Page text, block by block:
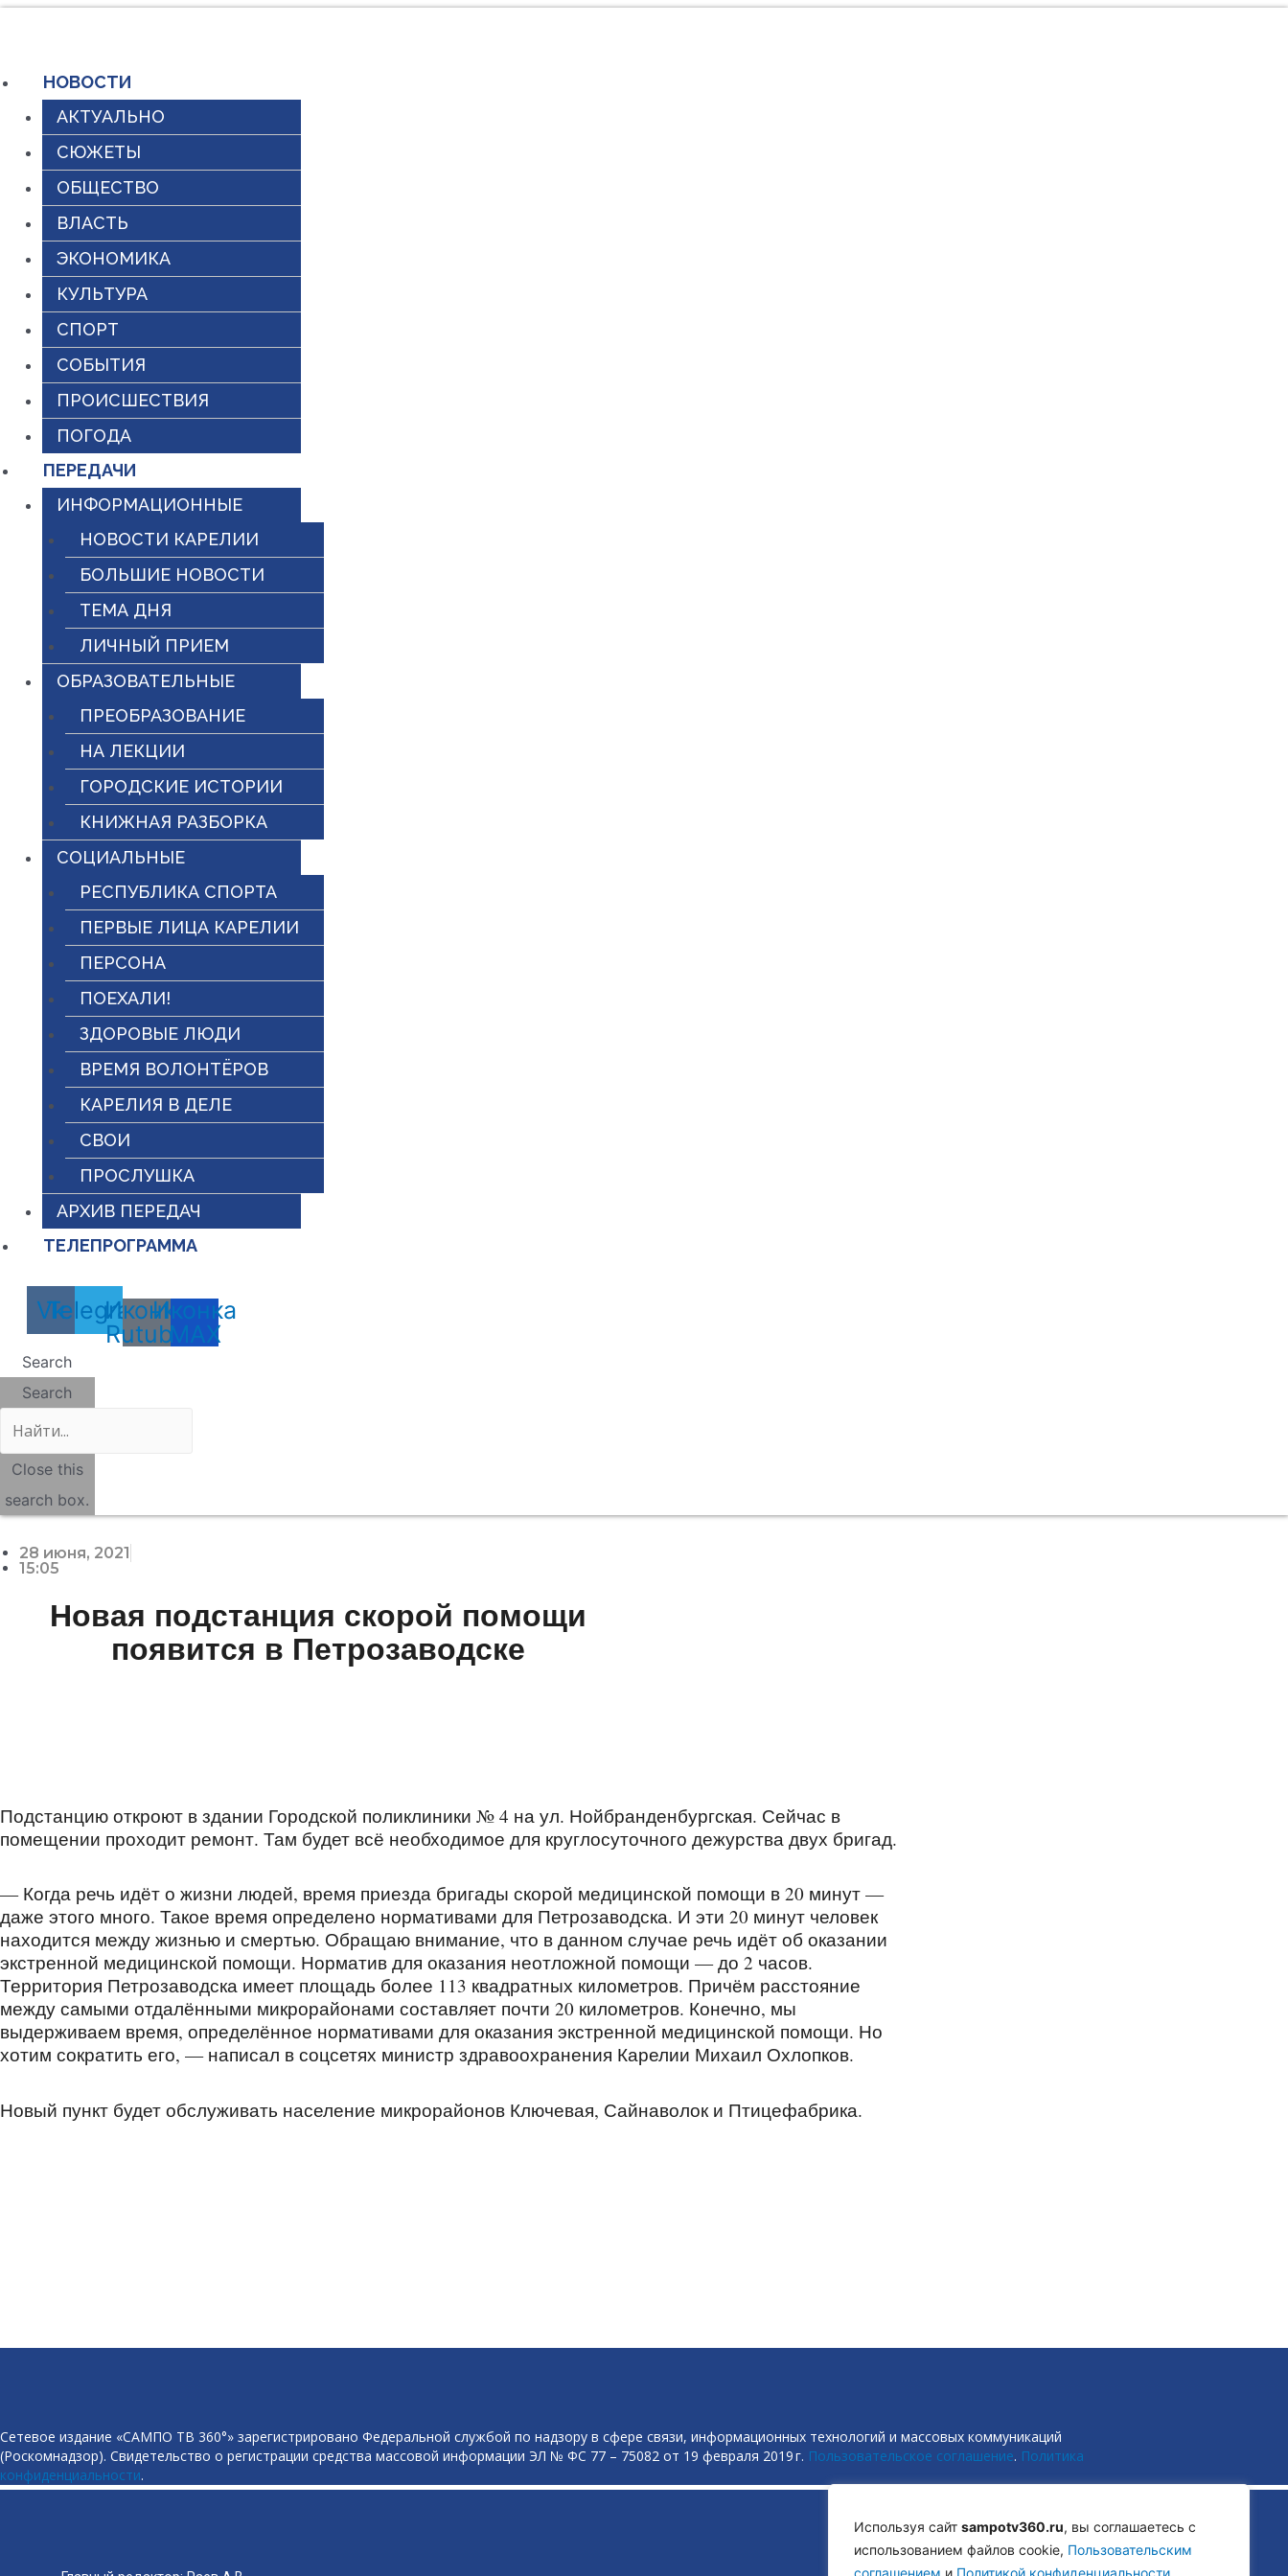
Используя сайт sampotv360.ru, вы соглашаетесь с
использованием файлов cookie, Пользовательским
соглашением и Политикой конфиденциальности.
содержимому
НОВОСТИ
АКТУАЛЬНО
СЮЖЕТЫ
ОБЩЕСТВО
ВЛАСТЬ
ЭКОНОМИКА
КУЛЬТУРА
СПОРТ
СОБЫТИЯ
ПРОИСШЕСТВИЯ
ПОГОДА
ПЕРЕДАЧИ
ИНФОРМАЦИОННЫЕ
НОВОСТИ КАРЕЛИИ
БОЛЬШИЕ НОВОСТИ
ТЕМА ДНЯ
ЛИЧНЫЙ ПРИЕМ
ОБРАЗОВАТЕЛЬНЫЕ
ПРЕОБРАЗОВАНИЕ
НА ЛЕКЦИИ
ГОРОДСКИЕ ИСТОРИИ
КНИЖНАЯ РАЗБОРКА
СОЦИАЛЬНЫЕ
РЕСПУБЛИКА СПОРТА
ПЕРВЫЕ ЛИЦА КАРЕЛИИ
ПЕРСОНА
ПОЕХАЛИ!
ЗДОРОВЫЕ ЛЮДИ
ВРЕМЯ ВОЛОНТЁРОВ
КАРЕЛИЯ В ДЕЛЕ
СВОИ
ПРОСЛУШКА
АРХИВ ПЕРЕДАЧ
ТЕЛЕПРОГРАММА
Vk
Telegram
Иконка
Rutube
Иконка
MAX
Search
Search
Close this
search box.
28 июня, 2021
15:05
Новая подстанция скорой помощи
появится в Петрозаводске
Подстанцию откроют в здании Городской поликлиники № 4 на ул. Нойбранденбургская. Сейчас в
помещении проходит ремонт. Там будет всё необходимое для круглосуточного дежурства двух бригад.
— Когда речь идёт о жизни людей, время приезда бригады скорой медицинской помощи в 20 минут —
даже этого много. Такое время определено нормативами для Петрозаводска. И эти 20 минут человек
находится между жизнью и смертью. Обращаю внимание, что в данном случае речь идёт об оказании
экстренной медицинской помощи. Норматив для оказания неотложной помощи — до 2 часов.
Территория Петрозаводска имеет площадь более 113 квадратных километров. Причём расстояние
между самыми отдалёнными микрорайонами составляет почти 20 километров. Конечно, мы
выдерживаем время, определённое нормативами для оказания экстренной медицинской помощи. Но
хотим сократить его, — написал в соцсетях министр здравоохранения Карелии Михаил Охлопков.
Новый пункт будет обслуживать население микрорайонов Ключевая, Сайнаволок и Птицефабрика.
Сетевое издание «САМПО ТВ 360°» зарегистрировано Федеральной службой по надзору в сфере связи, информационных технологий и массовых коммуникаций
(Роскомнадзор). Свидетельство о регистрации средства массовой информации ЭЛ № ФС 77 – 75082 от 19 февраля 2019 г. Пользовательское соглашение. Политика
конфиденциальности.